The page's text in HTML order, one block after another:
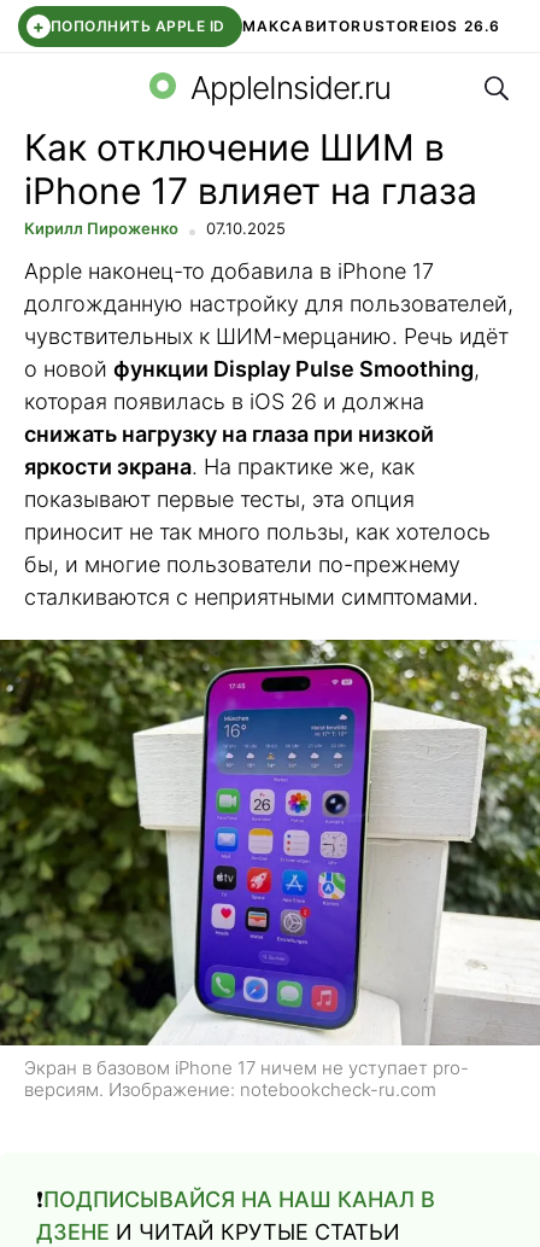
+ ПОПОЛНИТЬ APPLE ID МАКСАВИТОRUSTOREIOS 26.6
СБЕР КИДС ВТБ ОНЛАЙН ЧАТ В ROBLOX
AppleInsider.ru
Как отключение ШИМ в
iPhone 17 влияет на глаза
Кирилл Пироженко 07.10.2025
Apple наконец-то добавила в iPhone 17
долгожданную настройку для пользователей,
чувствительных к ШИМ-мерцанию. Речь идёт
о новой функции Display Pulse Smoothing,
которая появилась в iOS 26 и должна
снижать нагрузку на глаза при низкой
яркости экрана. На практике же, как
показывают первые тесты, эта опция
приносит не так много пользы, как хотелось
бы, и многие пользователи по-прежнему
сталкиваются с неприятными симптомами.
Экран в базовом iPhone 17 ничем не уступает pro-
версиям. Изображение: notebookcheck-ru.com
❗️ПОДПИСЫВАЙСЯ НА НАШ КАНАЛ В
ДЗЕНЕ И ЧИТАЙ КРУТЫЕ СТАТЬИ